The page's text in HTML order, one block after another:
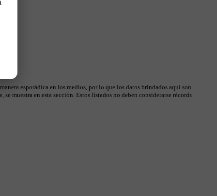
esporádica en los medios, por lo que los datos brindados aquí son
muestra en esta sección. Estos listados no deben considerarse récords